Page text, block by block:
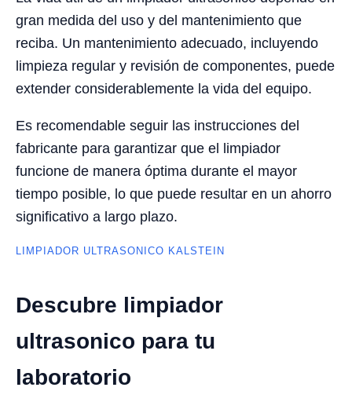
gran medida del uso y del mantenimiento que
reciba. Un mantenimiento adecuado, incluyendo
limpieza regular y revisión de componentes, puede
extender considerablemente la vida del equipo.
Es recomendable seguir las instrucciones del
fabricante para garantizar que el limpiador
funcione de manera óptima durante el mayor
tiempo posible, lo que puede resultar en un ahorro
significativo a largo plazo.
LIMPIADOR ULTRASONICO KALSTEIN
Descubre limpiador
ultrasonico para tu
laboratorio